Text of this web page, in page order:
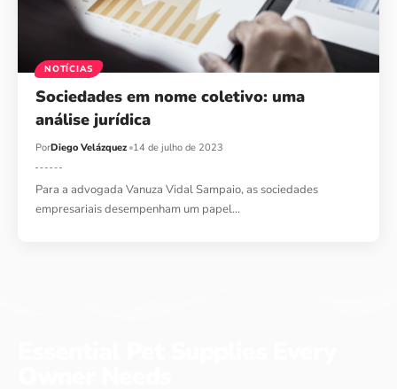
NOTÍCIAS
Sociedades em nome coletivo: uma
análise jurídica
PorDiego Velázquez 14 de julho de 2023
Para a advogada Vanuza Vidal Sampaio, as sociedades
empresariais desempenham um papel…